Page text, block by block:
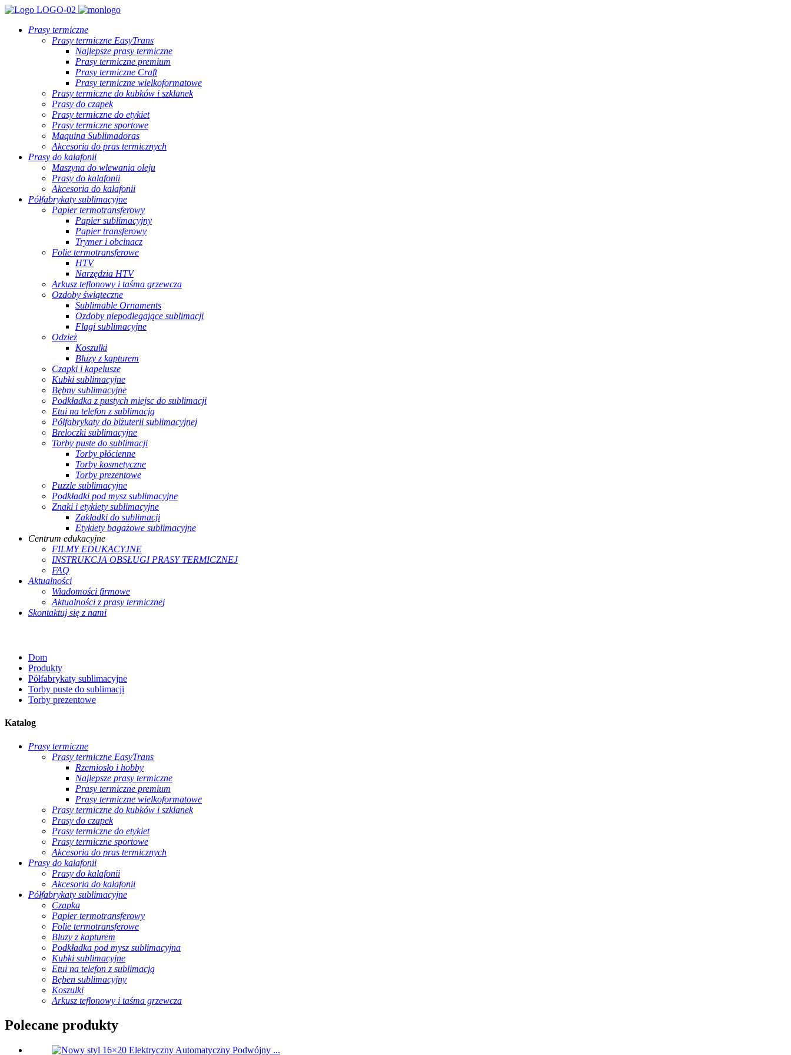
Prasy termiczne
Prasy termiczne EasyTrans
Najlepsze prasy termiczne
Prasy termiczne premium
Prasy termiczne Craft
Prasy termiczne wielkoformatowe
Prasy termiczne do kubków i szklanek
Prasy do czapek
Prasy termiczne do etykiet
Prasy termiczne sportowe
Maquina Sublimadoras
Akcesoria do pras termicznych
Prasy do kalafonii
Maszyna do wlewania oleju
Prasy do kalafonii
Akcesoria do kalafonii
Półfabrykaty sublimacyjne
Papier termotransferowy
Papier sublimacyjny
Papier transferowy
Trymer i obcinacz
Folie termotransferowe
HTV
Narzędzia HTV
Arkusz teflonowy i taśma grzewcza
Ozdoby świąteczne
Sublimable Ornaments
Ozdoby niepodlegające sublimacji
Flagi sublimacyjne
Odzież
Koszulki
Bluzy z kapturem
Czapki i kapelusze
Kubki sublimacyjne
Bębny sublimacyjne
Podkładka z pustych miejsc do sublimacji
Etui na telefon z sublimacją
Półfabrykaty do biżuterii sublimacyjnej
Breloczki sublimacyjne
Torby puste do sublimacji
Torby płócienne
Torby kosmetyczne
Torby prezentowe
Puzzle sublimacyjne
Podkładki pod mysz sublimacyjne
Znaki i etykiety sublimacyjne
Zakładki do sublimacji
Etykiety bagażowe sublimacyjne
Centrum edukacyjne
FILMY EDUKACYJNE
INSTRUKCJA OBSŁUGI PRASY TERMICZNEJ
FAQ
Aktualności
Wiadomości firmowe
Aktualności z prasy termicznej
Skontaktuj się z nami
Dom
Produkty
Półfabrykaty sublimacyjne
Torby puste do sublimacji
Torby prezentowe
Katalog
Prasy termiczne
Prasy termiczne EasyTrans
Rzemiosło i hobby
Najlepsze prasy termiczne
Prasy termiczne premium
Prasy termiczne wielkoformatowe
Prasy termiczne do kubków i szklanek
Prasy do czapek
Prasy termiczne do etykiet
Prasy termiczne sportowe
Akcesoria do pras termicznych
Prasy do kalafonii
Prasy do kalafonii
Akcesoria do kalafonii
Półfabrykaty sublimacyjne
Czapka
Papier termotransferowy
Folie termotransferowe
Bluzy z kapturem
Podkładka pod mysz sublimacyjna
Kubki sublimacyjne
Etui na telefon z sublimacją
Bęben sublimacyjny
Koszulki
Arkusz teflonowy i taśma grzewcza
Polecane produkty